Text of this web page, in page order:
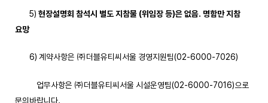
5) 현장설명회 참석시 별도 지참물 (위임장 등)은 없음. 명함만 지참
요망
6) 계약사항은 ㈜더블유티씨서울 경영지원팀(02-6000-7026)
업무사항은 ㈜더블유티씨서울 시설운영팀(02-6000-7016)으로
문의바랍니다.